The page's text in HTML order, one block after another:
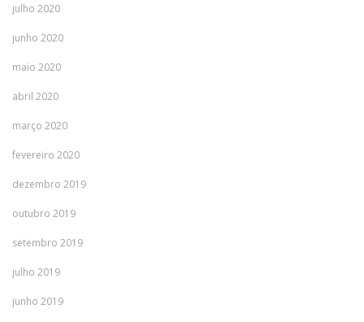
julho 2020
junho 2020
maio 2020
abril 2020
março 2020
fevereiro 2020
dezembro 2019
outubro 2019
setembro 2019
julho 2019
junho 2019